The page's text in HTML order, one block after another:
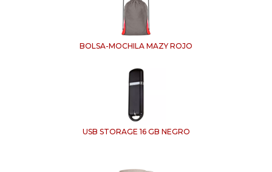
BOLSA-MOCHILA MAZY ROJO
USB STORAGE 16 GB NEGRO